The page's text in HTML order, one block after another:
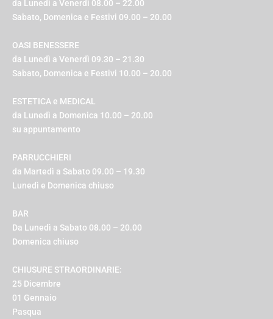
da Lunedì a Venerdì 08.00 – 22.00
Sabato, Domenica e Festivi 09.00 – 20.00
OASI BENESSERE
da Lunedì a Venerdì 09.30 – 21.30
Sabato, Domenica e Festivi 10.00 – 20.00
ESTETICA e MEDICAL
da Lunedì a Domenica 10.00 – 20.00
su appuntamento
PARRUCCHIERI
da Martedì a Sabato 09.00 – 19.30
Lunedì e Domenica chiuso
BAR
Da Lunedì a Sabato 08.00 – 20.00
Domenica chiuso
CHIUSURE STRAORDINARIE:
25 Dicembre
01 Gennaio
Pasqua